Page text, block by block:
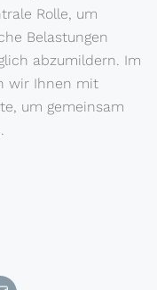
Rolle, um
Belastungen
abzumildern. Im
wir Ihnen mit
um gemeinsam